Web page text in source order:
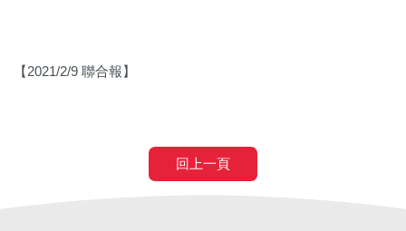
【2021/2/9 聯合報】
回上一頁